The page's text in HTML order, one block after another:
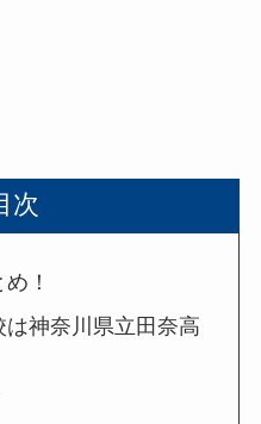
次
！
神奈川県立田奈高